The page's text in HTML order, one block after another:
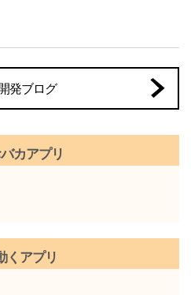
発ブログ
カアプリ
くアプリ